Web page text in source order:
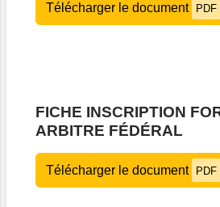
Télécharger le document PDF
FICHE INSCRIPTION
ARBITRE FÉDÉRAL
Télécharger le document PDF